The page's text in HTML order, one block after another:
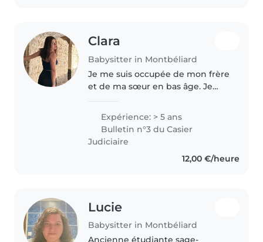
Clara
Babysitter in Montbéliard
Je me suis occupée de mon frère
et de ma sœur en bas âge. Je
et j'ai réalisé des stages en
crèche dans le cadre de mon..
Expérience: > 5 ans
Bulletin n°3 du Casier
Judiciaire
12,00 €/heure
Lucie
Babysitter in Montbéliard
Ancienne étudiante sage-